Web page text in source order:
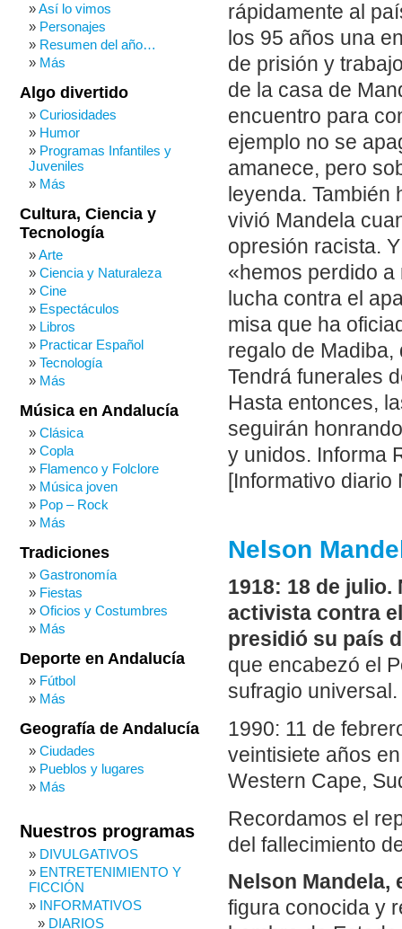
rápidamente al
los 95 años una
de prisión y
de la casa de
encuentro para
ejemplo no se
amanece, pero
leyenda.
vivió Mandela
opresión racista.
«hemos perdido
lucha contra el
misa que ha
regalo de
Tendrá funerales
Hasta entonces,
seguirán
y unidos. Informa
[Informativo diario
Nelson
1918: 18 de julio.
activista contra
presidió su país
que encabezó el
sufragio universal.
1990: 11 de
veintisiete años
Western Cape,
Recordamos el
del fallecimiento
Nelson Mandela,
figura conocida y
Así lo vimos
Personajes
Resumen del año…
Más
Algo divertido
Curiosidades
Humor
Programas Infantiles y
Juveniles
Más
Cultura, Ciencia y
Tecnología
Arte
Ciencia y Naturaleza
Cine
Espectáculos
Libros
Practicar Español
Tecnología
Más
Música en Andalucía
Clásica
Copla
Flamenco y Folclore
Música joven
Pop – Rock
Más
Tradiciones
Gastronomía
Fiestas
Oficios y Costumbres
Más
Deporte en Andalucía
Fútbol
Más
Geografía de Andalucía
Ciudades
Pueblos y lugares
Más
Nuestros programas
DIVULGATIVOS
ENTRETENIMIENTO Y
FICCIÓN
INFORMATIVOS
DIARIOS